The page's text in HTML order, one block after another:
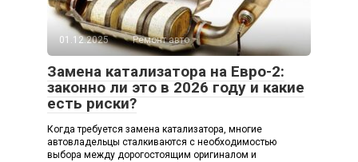
01.12.2025 Ремонт авто
Замена катализатора на Евро-2:
законно ли это в 2026 году и какие
есть риски?
Когда требуется замена катализатора, многие
автовладельцы сталкиваются с необходимостью
выбора между дорогостоящим оригиналом и